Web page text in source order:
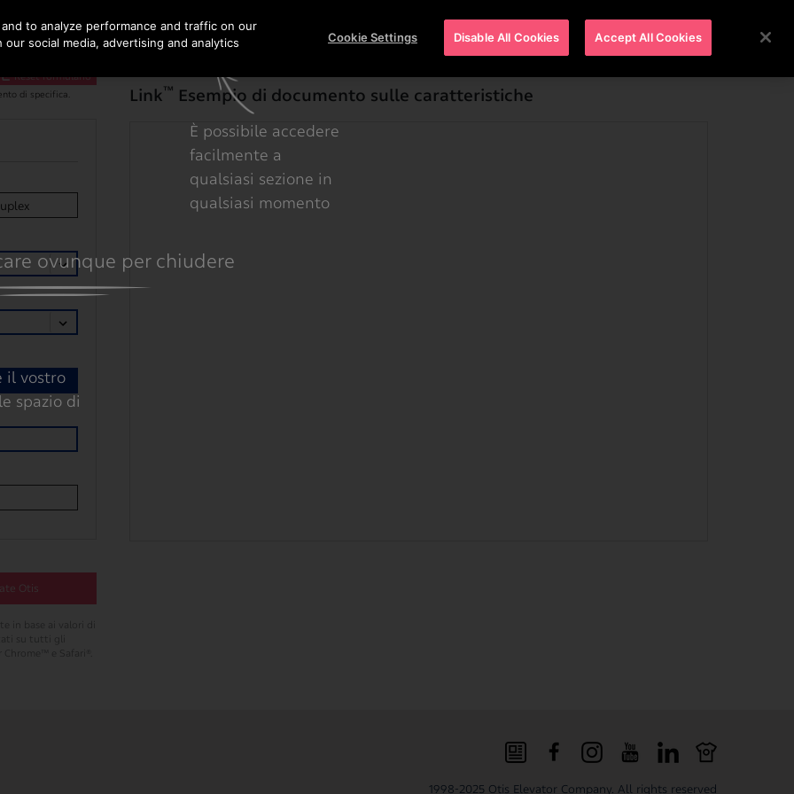
DIMENSIONI
È possibile accedere
facilmente a
qualsiasi sezione in
qualsiasi momento
ESTETICA SPECIFICHE
ovunque per chiudere
di specifica.
Reset formulario
* Otis
il vostro
spazio di
Link™ Esempio di documento sulle caratteristiche
in base ai valori di
su tutti gli
e Safari®.
1998-2025 Otis Elevator Company. All rights reserved
to analyze performance and traffic on our
social media, advertising and analytics
Cookie Settings Disable All Cookies Accept All Cookies